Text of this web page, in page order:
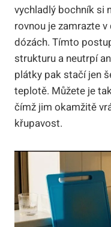
vychladlý bochník si
rovnou je zamrazte
dózách. Tímto
strukturu a neutrpí
plátky pak stačí jen
teplotě. Můžete je
čímž jim okamžitě
křupavost.